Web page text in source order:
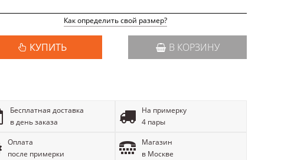
Как определить свой размер?
КУПИТЬ В КОРЗИНУ
Бесплатная доставка
в день заказа
На примерку
4 пары
Оплата
после примерки
Магазин
в Москве